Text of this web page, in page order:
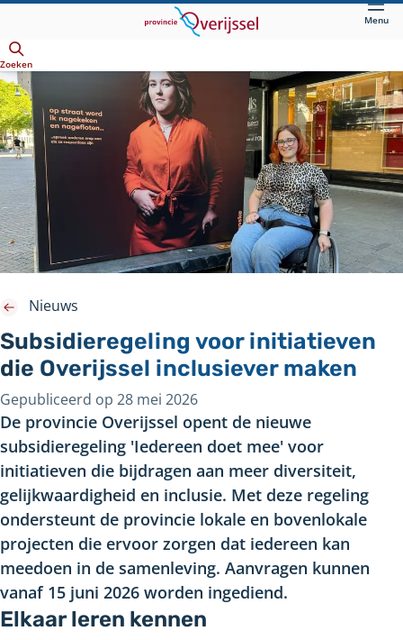
hoofdinhoud
Menu
Zoeken
Subsidieregeling voor initiatieven
die Overijssel inclusiever maken
Gepubliceerd op 28 mei 2026
Nieuws
De provincie Overijssel opent de nieuwe
subsidieregeling 'Iedereen doet mee' voor
initiatieven die bijdragen aan meer diversiteit,
gelijkwaardigheid en inclusie. Met deze regeling
ondersteunt de provincie lokale en bovenlokale
projecten die ervoor zorgen dat iedereen kan
meedoen in de samenleving. Aanvragen kunnen
vanaf 15 juni 2026 worden ingediend.
Elkaar leren kennen